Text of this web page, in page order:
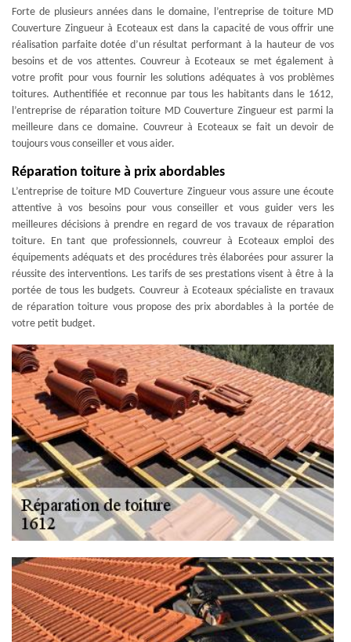
Forte de plusieurs années dans le domaine, l’entreprise de toiture MD
Couverture Zingueur à Ecoteaux est dans la capacité de vous offrir une
réalisation parfaite dotée d’un résultat performant à la hauteur de vos
besoins et de vos attentes. Couvreur à Ecoteaux se met également à
votre profit pour vous fournir les solutions adéquates à vos problèmes
toitures. Authentifiée et reconnue par tous les habitants dans le 1612,
l’entreprise de réparation toiture MD Couverture Zingueur est parmi la
meilleure dans ce domaine. Couvreur à Ecoteaux se fait un devoir de
toujours vous conseiller et vous aider.
Réparation toiture à prix abordables
L’entreprise de toiture MD Couverture Zingueur vous assure une écoute
attentive à vos besoins pour vous conseiller et vous guider vers les
meilleures décisions à prendre en regard de vos travaux de réparation
toiture. En tant que professionnels, couvreur à Ecoteaux emploi des
équipements adéquats et des procédures très élaborées pour assurer la
réussite des interventions. Les tarifs de ses prestations visent à être à la
portée de tous les budgets. Couvreur à Ecoteaux spécialiste en travaux
de réparation toiture vous propose des prix abordables à la portée de
votre petit budget.